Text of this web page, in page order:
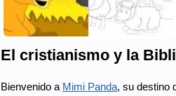
El cristianismo y la
Bienvenido a Mimi Panda, su destino